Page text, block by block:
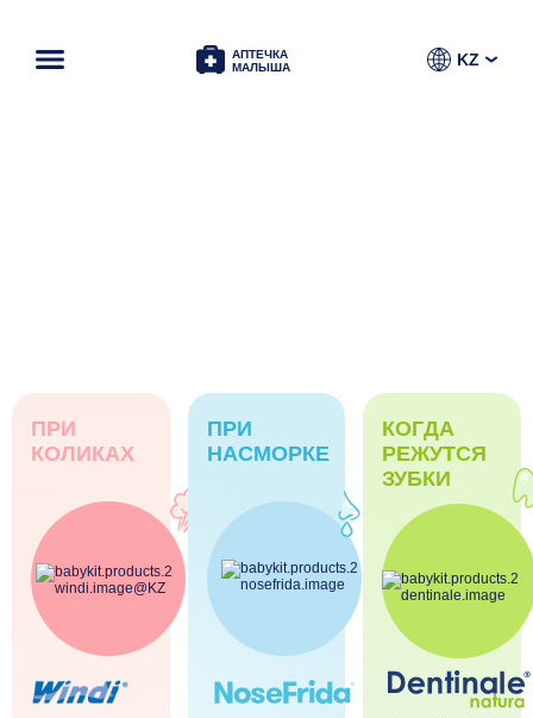
АПТЕЧКА
МАЛЫША
KZ
КОГДА
РЕЖУТСЯ
ЗУБКИ
ПРИ
КОЛИКАХ
ПРИ
НАСМОРКЕ